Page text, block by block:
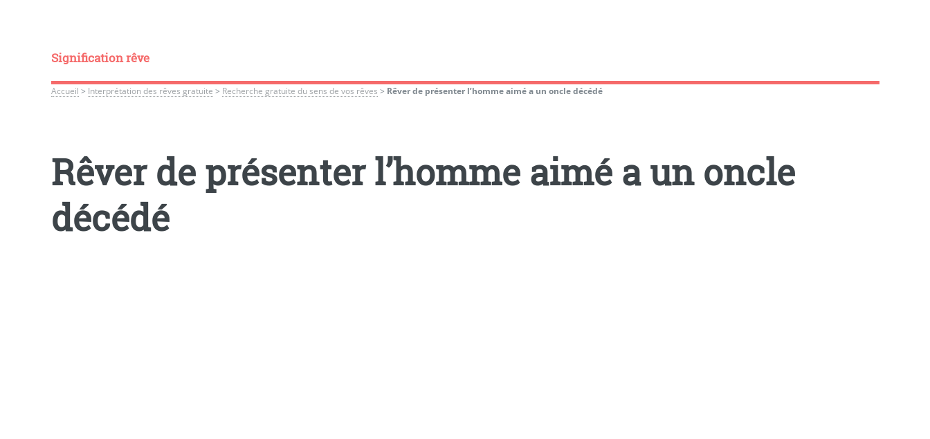
Signification rêve
Accueil > Interprétation des rêves gratuite > Recherche gratuite du sens de vos rêves > Rêver de présenter l’homme aimé a un oncle décédé
Rêver de présenter l’homme aimé a un oncle
décédé